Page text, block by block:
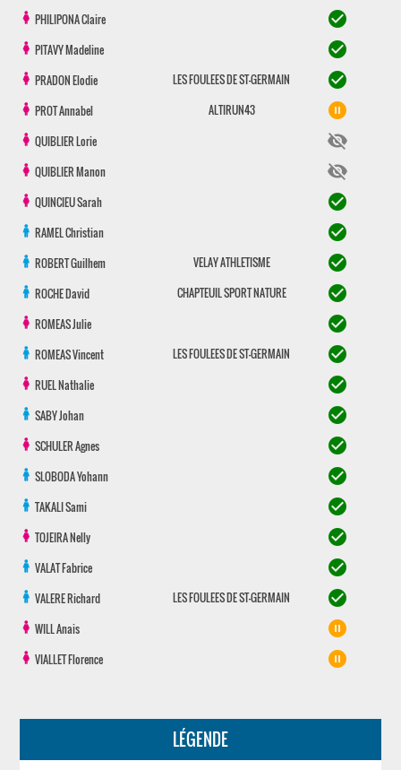
PHILIPONAClaire check_circle
PITAVYMadeline check_circle
PRADONElodie LES FOULEES DE ST-GERMAIN check_circle
PROTAnnabel ALTIRUN43 pause_circle_filled
QUIBLIERLorie visibility_off
QUIBLIERManon visibility_off
QUINCIEUSarah check_circle
RAMELChristian check_circle
ROBERTGuilhem VELAY ATHLETISME check_circle
ROCHEDavid CHAPTEUIL SPORT NATURE check_circle
ROMEASJulie check_circle
ROMEASVincent LES FOULEES DE ST-GERMAIN check_circle
RUELNathalie check_circle
SABYJohan check_circle
SCHULERAgnes check_circle
SLOBODAYohann check_circle
TAKALISami check_circle
TOJEIRANelly check_circle
VALATFabrice check_circle
VALERERichard LES FOULEES DE ST-GERMAIN check_circle
WILLAnais pause_circle_filled
VIALLETFlorence pause_circle_filled
LÉGENDE